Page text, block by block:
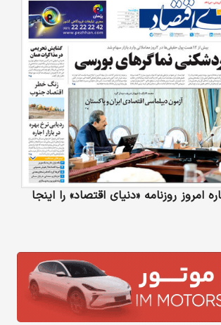
روزنامه «دنیای‌ اقتصاد» را اینجا